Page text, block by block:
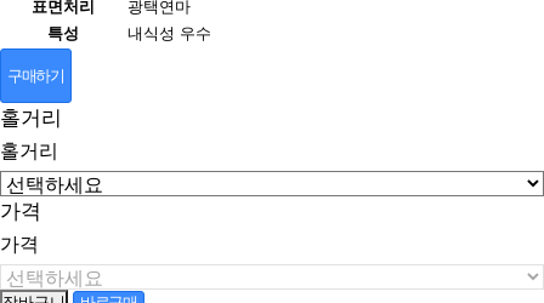
표면처리
광택연마
특성
내식성 우수
구매하기
홀거리
홀거리
가격
가격